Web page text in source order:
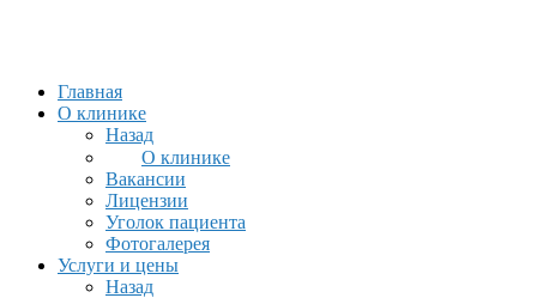
Главная
О клинике
Назад
О клинике
Вакансии
Лицензии
Уголок пациента
Фотогалерея
Услуги и цены
Назад